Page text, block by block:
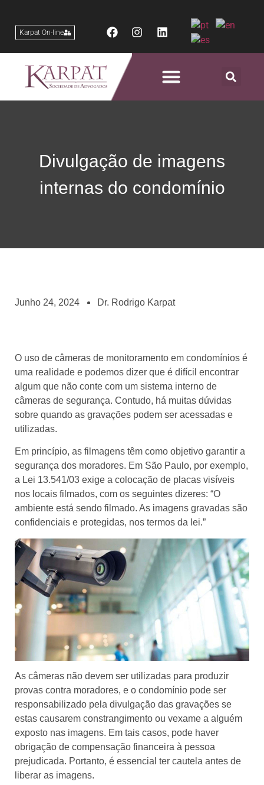
Karpat On-line
Divulgação de imagens
internas do condomínio
Junho 24, 2024 Dr. Rodrigo Karpat
O uso de câmeras de monitoramento em condomínios é
uma realidade e podemos dizer que é difícil encontrar
algum que não conte com um sistema interno de
câmeras de segurança. Contudo, há muitas dúvidas
sobre quando as gravações podem ser acessadas e
utilizadas.
Em princípio, as filmagens têm como objetivo garantir a
segurança dos moradores. Em São Paulo, por exemplo,
a Lei 13.541/03 exige a colocação de placas visíveis
nos locais filmados, com os seguintes dizeres: “O
ambiente está sendo filmado. As imagens gravadas são
confidenciais e protegidas, nos termos da lei.”
As câmeras não devem ser utilizadas para produzir
provas contra moradores, e o condomínio pode ser
responsabilizado pela divulgação das gravações se
estas causarem constrangimento ou vexame a alguém
exposto nas imagens. Em tais casos, pode haver
obrigação de compensação financeira à pessoa
prejudicada. Portanto, é essencial ter cautela antes de
liberar as imagens.